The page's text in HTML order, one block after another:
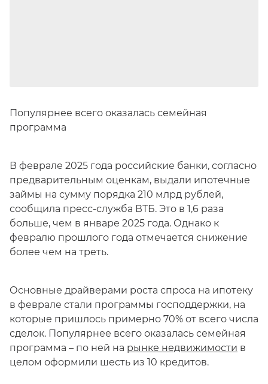
Популярнее всего оказалась семейная
программа
В феврале 2025 года российские банки, согласно
предварительным оценкам, выдали ипотечные
займы на сумму порядка 210 млрд рублей,
сообщила пресс-служба ВТБ. Это в 1,6 раза
больше, чем в январе 2025 года. Однако к
февралю прошлого года отмечается снижение
более чем на треть.
Основные драйверами роста спроса на ипотеку
в феврале стали программы господдержки, на
которые пришлось примерно 70% от всего числа
сделок. Популярнее всего оказалась семейная
программа – по ней на рынке недвижимости в
целом оформили шесть из 10 кредитов.